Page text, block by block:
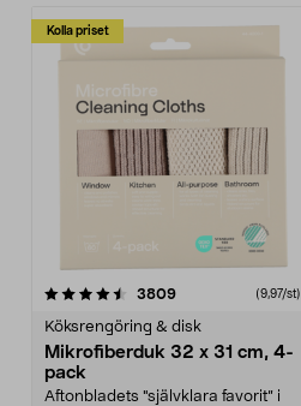
Kolla priset
3809recensioner (9,97/st)
Köksrengöring & disk
Mikrofiberduk 32 x 31 cm, 4-
pack
Aftonbladets "självklara favorit” i
4.0av 5 stjärnor